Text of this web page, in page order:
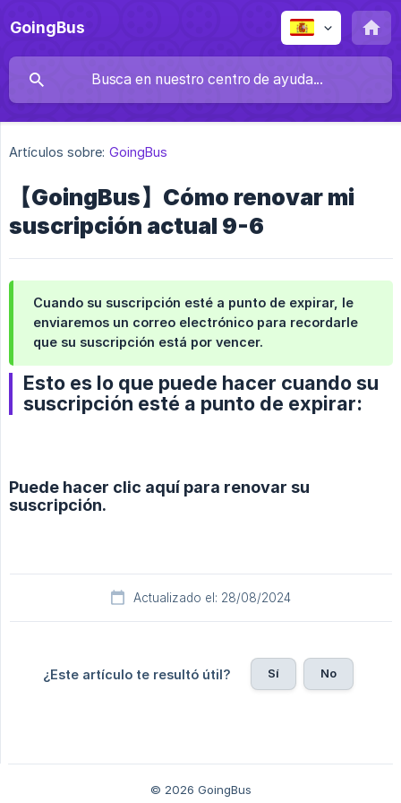
GoingBus
Artículos sobre: GoingBus
【GoingBus】Cómo renovar mi
suscripción actual 9-6
Cuando su suscripción esté a punto de expirar, le
enviaremos un correo electrónico para recordarle
que su suscripción está por vencer.
Esto es lo que puede hacer cuando su
suscripción esté a punto de expirar:
Puede hacer clic aquí para renovar su
suscripción.
Actualizado el: 28/08/2024
¿Este artículo te resultó útil? Sí No
© 2026 GoingBus